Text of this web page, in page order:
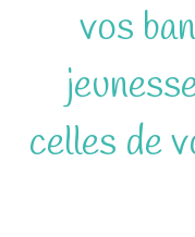
vos
celles de